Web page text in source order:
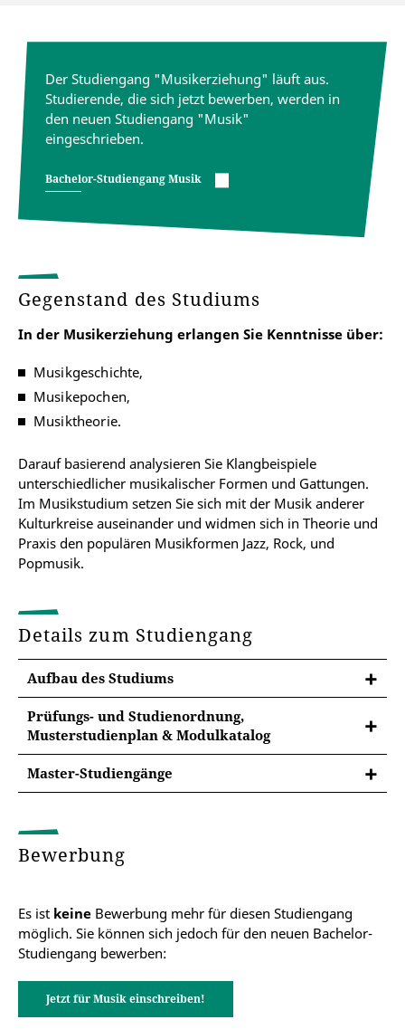
Der Studiengang "Musikerziehung" läuft aus.
Studierende, die sich jetzt bewerben, werden in
den neuen Studiengang "Musik"
eingeschrieben.
Bachelor-Studiengang Musik
Gegenstand des Studiums
In der Musikerziehung erlangen Sie Kenntnisse über:
Musikgeschichte,
Musikepochen,
Musiktheorie.
Darauf basierend analysieren Sie Klangbeispiele
unterschiedlicher musikalischer Formen und Gattungen.
Im Musikstudium setzen Sie sich mit der Musik anderer
Kulturkreise auseinander und widmen sich in Theorie und
Praxis den populären Musikformen Jazz, Rock, und
Popmusik.
Details zum Studiengang
Aufbau des Studiums
Prüfungs- und Studienordnung,
Musterstudienplan & Modulkatalog
In der jeweiligen Prüfungsordnung finden Sie
wichtige Informationen zu den Studienzielen und -
des Studiums sowie den Lehreinheiten und
Modulprüfungen.
Master-Studiengänge
Master of Education Grundschule
Bewerbung
Es ist keine Bewerbung mehr für diesen Studiengang
möglich. Sie können sich jedoch für den neuen Bachelor-
Studiengang bewerben:
Jetzt für Musik einschreiben!